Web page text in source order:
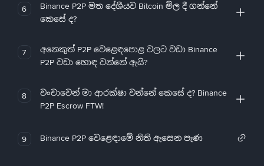
6
Binance P2P මත දේශීයව Bitcoin මිල දී ගන්නේ
කෙසේ ද?
7
අනෙකුත් P2P වෙළෙඳපොළ වලට වඩා Binance
P2P වඩා හොඳ වන්නේ ඇයි?
8
වංචාවෙන් මා ආරක්ෂා වන්නේ කෙසේ ද? Binance
P2P Escrow FTW!
9 Binance P2P වෙළෙඳාමේ නිති ඇසෙන පැණ